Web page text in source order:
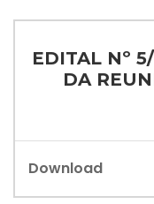
EDITAL Nº
DA
Download